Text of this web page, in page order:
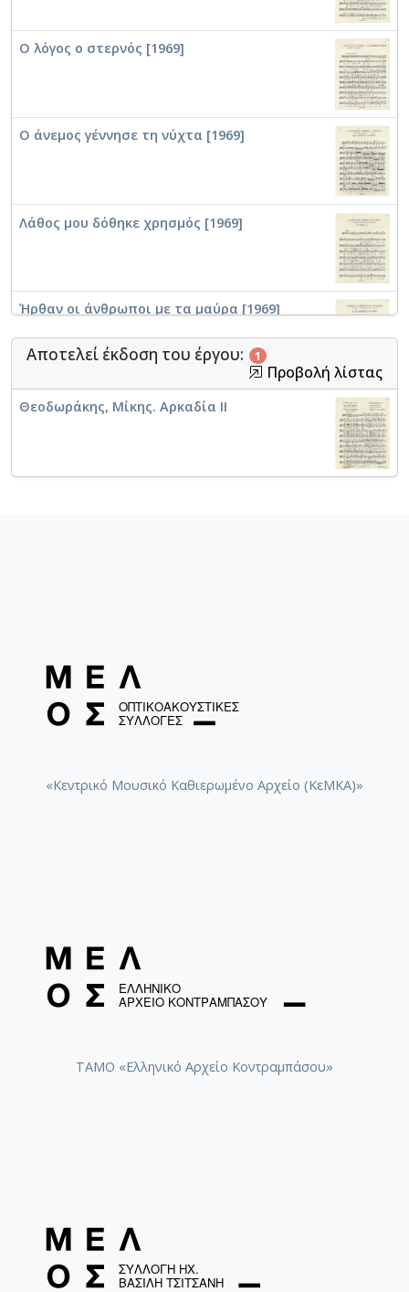
Ο λόγος ο στερνός [1969]
Ο άνεμος γέννησε τη νύχτα [1969]
Λάθος μου δόθηκε χρησμός [1969]
Ήρθαν οι άνθρωποι με τα μαύρα [1969]
Η επικήρυξη [1969]
Αυτοί που θα 'ρθουν [1969]
Αποτελεί έκδοση του έργου: 1
Προβολή λίστας
Θεοδωράκης, Μίκης. Αρκαδία II
«Κεντρικό Μουσικό Καθιερωμένο Αρχείο (ΚεΜΚΑ)»
ΤΑΜΟ «Ελληνικό Αρχείο Κοντραμπάσου»